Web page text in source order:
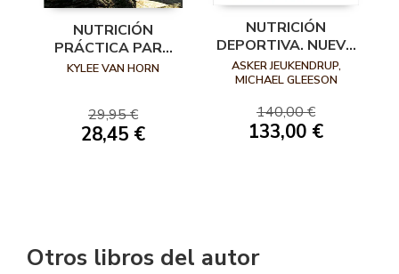
NUTRICIÓN
PRÁCTICA PARA
DEPORTISTAS DE
KYLEE VAN HORN
29,95 €
28,45 €
NUTRICIÓN
DEPORTIVA. NUEVA
EDICIÓN AMPLIADA
Y ACTUALIZADA
ASKER JEUKENDRUP,
MICHAEL GLEESON
140,00 €
133,00 €
Otros libros del autor